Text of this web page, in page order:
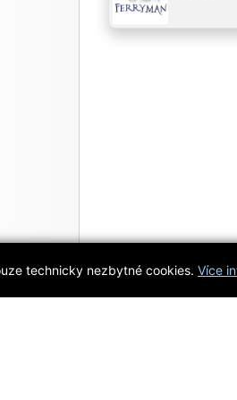
technicky nezbytné cookies. Více